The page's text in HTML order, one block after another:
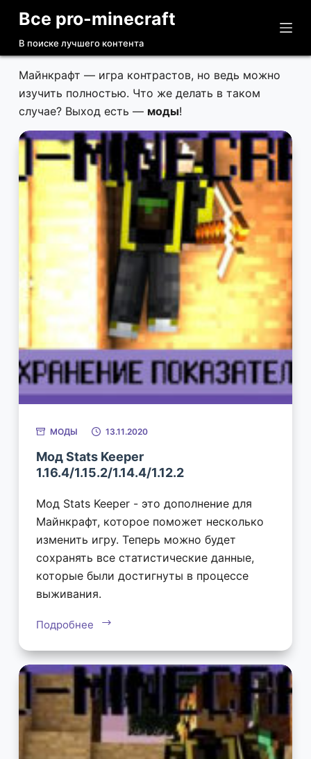
П
р
е
й
т
к
у
т
Все pro-minecraft
В поиске лучшего контента
Майнкрафт — игра контрастов, но ведь можно
изучить полностью. Что же делать в таком
случае? Выход есть — моды!
МОДЫ 13.11.2020
Мод Stats Keeper
1.16.4/1.15.2/1.14.4/1.12.2
Мод Stats Keeper - это дополнение для
Майнкрафт, которое поможет несколько
изменить игру. Теперь можно будет
сохранять все статистические данные,
которые были достигнуты в процессе
выживания.
Подробнее